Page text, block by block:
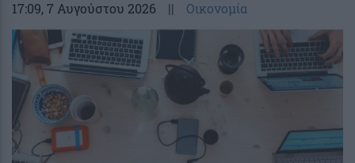
17:09, 7 Αυγούστου 2026 || Οικονομία